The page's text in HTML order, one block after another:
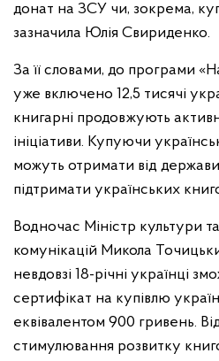
донат на ЗСУ чи, зокрема,
зазначила Юлія Свириденко.
За її словами, до програми
уже включено 12,5 тисячі
книгарні продовжують
ініціативи. Купуючи
можуть отримати від
підтримати українських
Водночас Міністр культури
комунікацій Микола
невдовзі 18-річні українці
сертифікат на купівлю
еквівалентом 900 гривень.
стимулювання розвитку